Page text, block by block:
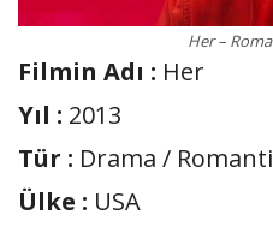
Her –
Filmin Adı : Her
Yıl : 2013
Tür : Drama /
Ülke : USA